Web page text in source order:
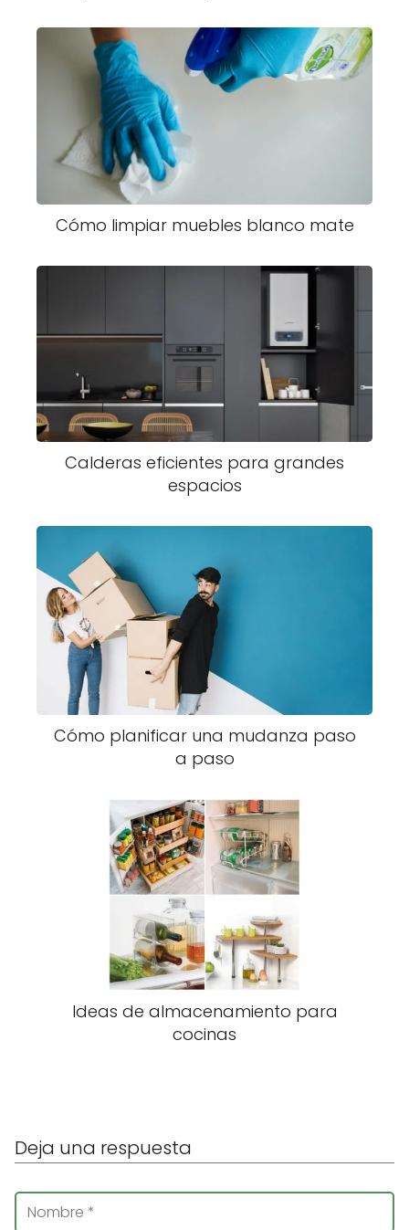
Cómo limpiar muebles blanco mate
Calderas eficientes para grandes
espacios
Cómo planificar una mudanza paso
a paso
Ideas de almacenamiento para
cocinas
Deja una respuesta